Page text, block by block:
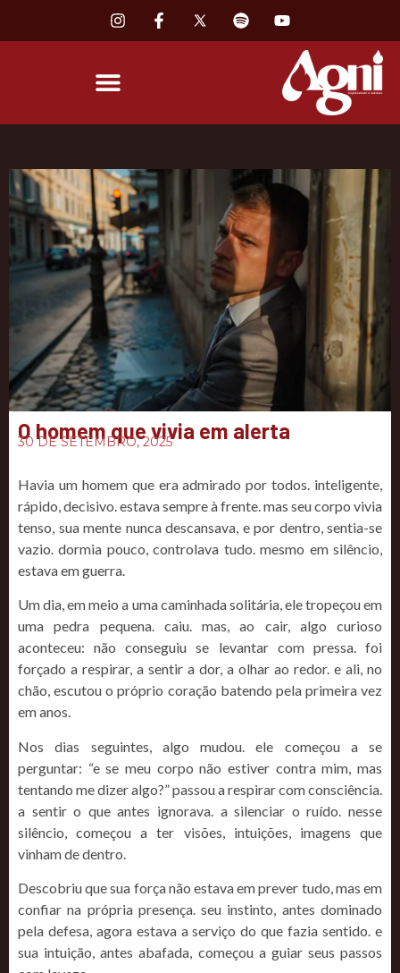
O homem que vivia em alerta
30 DE SETEMBRO, 2025
Havia um homem que era admirado por todos. inteligente,
rápido, decisivo. estava sempre à frente. mas seu corpo vivia
tenso, sua mente nunca descansava, e por dentro, sentia-se
vazio. dormia pouco, controlava tudo. mesmo em silêncio,
estava em guerra.
Um dia, em meio a uma caminhada solitária, ele tropeçou em
uma pedra pequena. caiu. mas, ao cair, algo curioso
aconteceu: não conseguiu se levantar com pressa. foi
forçado a respirar, a sentir a dor, a olhar ao redor. e ali, no
chão, escutou o próprio coração batendo pela primeira vez
em anos.
Nos dias seguintes, algo mudou. ele começou a se
perguntar: “e se meu corpo não estiver contra mim, mas
tentando me dizer algo?” passou a respirar com consciência.
a sentir o que antes ignorava. a silenciar o ruído. nesse
silêncio, começou a ter visões, intuições, imagens que
vinham de dentro.
Descobriu que sua força não estava em prever tudo, mas em
confiar na própria presença. seu instinto, antes dominado
pela defesa, agora estava a serviço do que fazia sentido. e
sua intuição, antes abafada, começou a guiar seus passos